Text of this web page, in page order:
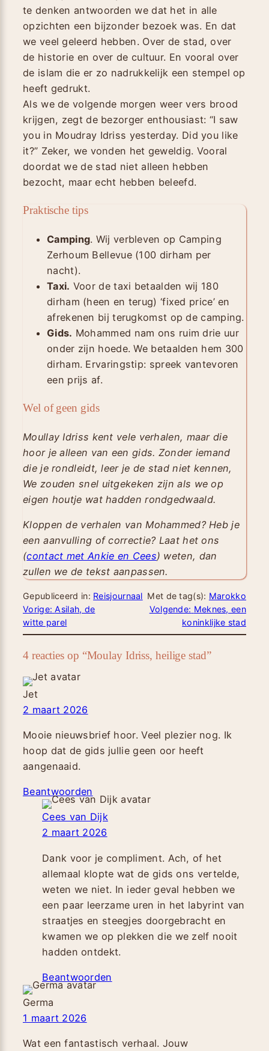
te denken antwoorden we dat het in alle
opzichten een bijzonder bezoek was. En dat
we veel geleerd hebben. Over de stad, over
de historie en over de cultuur. En vooral over
de islam die er zo nadrukkelijk een stempel op
heeft gedrukt.
Als we de volgende morgen weer vers brood
krijgen, zegt de bezorger enthousiast: “I saw
you in Moudray Idriss yesterday. Did you like
it?” Zeker, we vonden het geweldig. Vooral
doordat we de stad niet alleen hebben
bezocht, maar echt hebben beleefd.
Praktische tips
Camping. Wij verbleven op Camping
Zerhoum Bellevue (100 dirham per
nacht).
Taxi. Voor de taxi betaalden wij 180
dirham (heen en terug) ‘fixed price’ en
afrekenen bij terugkomst op de camping.
Gids. Mohammed nam ons ruim drie uur
onder zijn hoede. We betaalden hem 300
dirham. Ervaringstip: spreek vantevoren
een prijs af.
Wel of geen gids
Moullay Idriss kent vele verhalen, maar die
hoor je alleen van een gids. Zonder iemand
die je rondleidt, leer je de stad niet kennen,
We zouden snel uitgekeken zijn als we op
eigen houtje wat hadden rondgedwaald.
Kloppen de verhalen van Mohammed? Heb je
een aanvulling of correctie? Laat het ons
(contact met Ankie en Cees) weten, dan
zullen we de tekst aanpassen.
Gepubliceerd in: Reisjournaal Met de tag(s): Marokko
Vorige: Asilah, de
witte parel
Volgende: Meknes, een
koninklijke stad
4 reacties op “Moulay Idriss, heilige stad”
Jet
2 maart 2026
Mooie nieuwsbrief hoor. Veel plezier nog. Ik
hoop dat de gids jullie geen oor heeft
aangenaaid.
Beantwoorden
Cees van Dijk
2 maart 2026
Dank voor je compliment. Ach, of het
allemaal klopte wat de gids ons vertelde,
weten we niet. In ieder geval hebben we
een paar leerzame uren in het labyrint van
straatjes en steegjes doorgebracht en
kwamen we op plekken die we zelf nooit
hadden ontdekt.
Beantwoorden
Germa
1 maart 2026
Wat een fantastisch verhaal. Jouw